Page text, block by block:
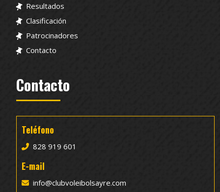
Resultados
Clasificación
Patrocinadores
Contacto
Contacto
Teléfono
828 919 601
E-mail
info@clubvoleibolsayre.com